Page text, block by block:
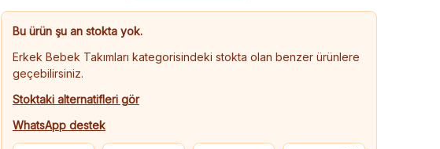
Dokulu
Kol
Bu ürün şu an stokta yok.
Erkek Bebek Takımları kategorisindeki stokta olan benzer ürünlere
geçebilirsiniz.
Stoktaki alternatifleri gör
WhatsApp destek